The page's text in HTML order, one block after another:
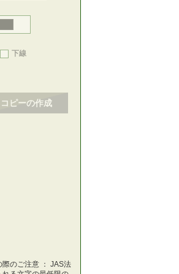
下線
コピーの作成
のご注意 ： JAS法